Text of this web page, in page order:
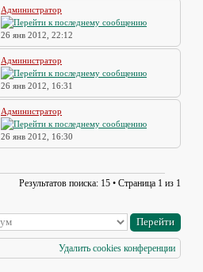
Администратор
26 янв 2012, 22:12
Администратор
26 янв 2012, 16:31
Администратор
26 янв 2012, 16:30
Результатов поиска: 15 • Страница 1 из 1
Удалить cookies конференции